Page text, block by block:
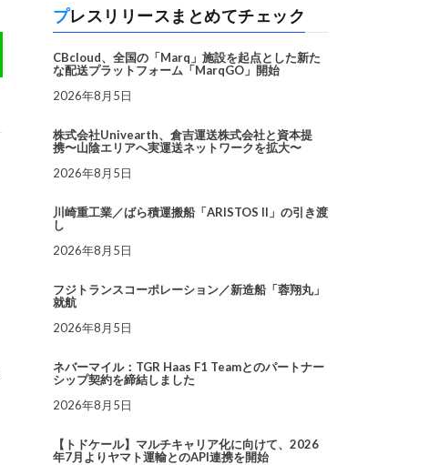
プレスリリースまとめてチェック
CBcloud、全国の「Marq」施設を起点とした新た
な配送プラットフォーム「MarqGO」開始
2026年8月5日
株式会社Univearth、倉吉運送株式会社と資本提
携〜山陰エリアへ実運送ネットワークを拡大〜
2026年8月5日
川崎重工業／ばら積運搬船「ARISTOS II」の引き渡
し
2026年8月5日
フジトランスコーポレーション／新造船「蓉翔丸」
就航
2026年8月5日
ネバーマイル：TGR Haas F1 Teamとのパートナー
シップ契約を締結しました
2026年8月5日
【トドケール】マルチキャリア化に向けて、2026
年7月よりヤマト運輸とのAPI連携を開始